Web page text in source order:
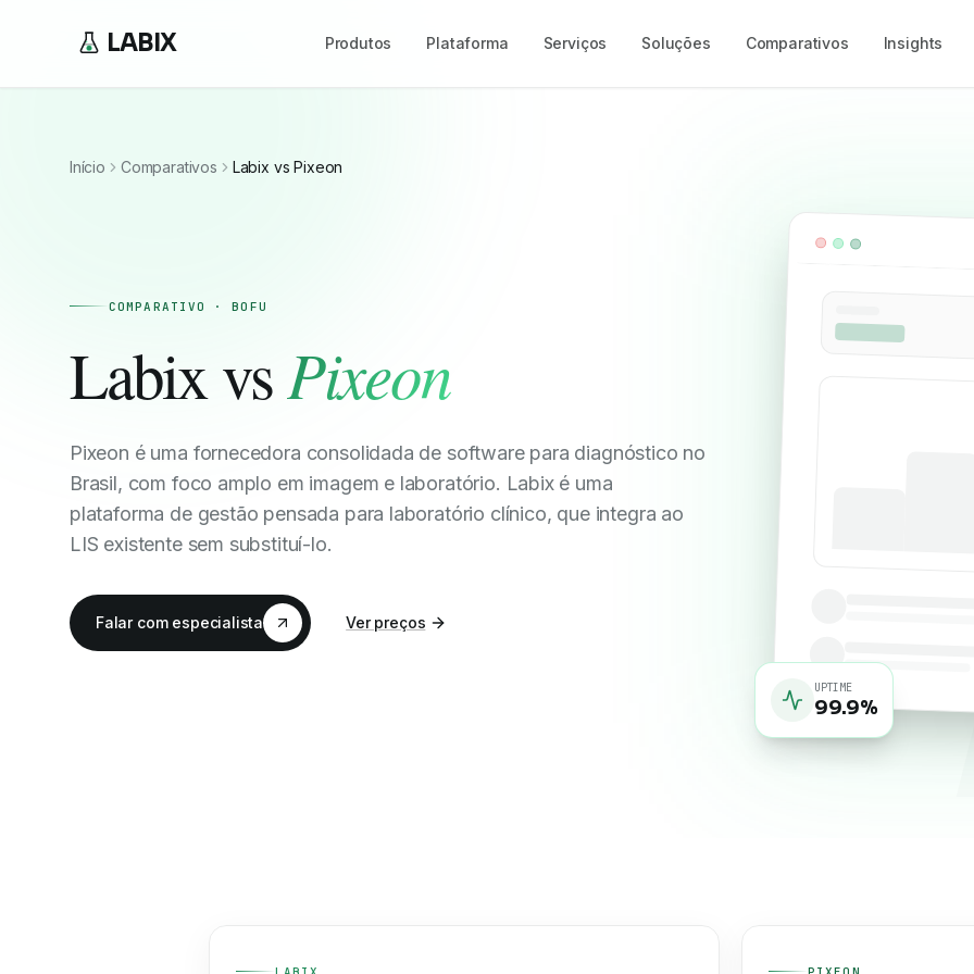
LABIX Produtos Plataforma Serviços Soluções Comparativos Insights
Início Comparativos Labix vs Pixeon
COMPARATIVO · BOFU
Labix vsPixeon
Pixeon é uma fornecedora consolidada de software para diagnóstico no
Brasil, com foco amplo em imagem e laboratório. Labix é uma
plataforma de gestão pensada para laboratório clínico, que integra ao
LIS existente sem substituí-lo.
Falar com especialista Ver preços
UPTIME
99.9%